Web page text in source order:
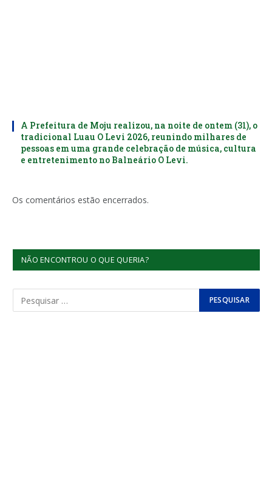
A Prefeitura de Moju realizou, na noite de ontem (31), o
tradicional Luau O Levi 2026, reunindo milhares de
pessoas em uma grande celebração de música, cultura
e entretenimento no Balneário O Levi.
Os comentários estão encerrados.
NÃO ENCONTROU O QUE QUERIA?